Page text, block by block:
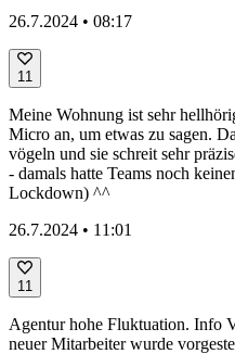
26.7.2024 • 08:17
11
Meine Wohnung ist sehr
Micro an, um etwas zu sagen.
vögeln und sie schreit sehr
- damals hatte Teams noch
Lockdown) ^^
26.7.2024 • 11:01
11
Agentur hohe Fluktuation. Info
neuer Mitarbeiter wurde